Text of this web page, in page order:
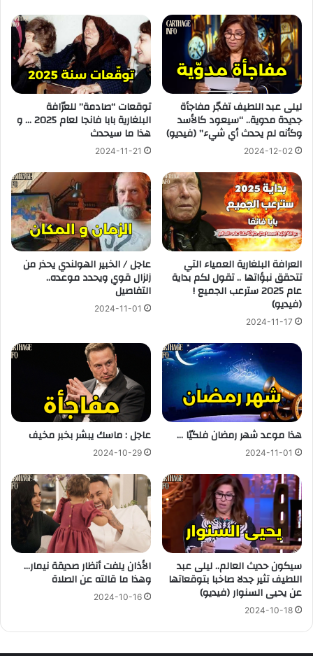
ليلى عبد اللطيف تفجّر مفاجأة
جديدة مدوية.. “سيعود كالأسد
وكأنه لم يحدث أي شيء” (فيديو)
2024-12-02
توقعات “صادمة” للعرّافة
البلغارية بابا فانجا لعام 2025 … و
هذا ما سيحدث
2024-11-21
العرافة البلغارية العمياء التي
تتحقق نبؤاتها .. تقول لكم بداية
عام 2025 سترعب الجميع !
(فيديو)
2024-11-17
عاجل / الخبير الهولندي يحذر من
زلزال قوي ويحدد موعده..
التفاصيل
2024-11-01
هذا موعد شهر رمضان فلكيّا …
2024-11-01
عاجل : ماسك يبشر بخبر مخيف
2024-10-29
سيكون حديث العالم.. ليلى عبد
اللطيف تثير جدلا صاخبا بتوقعاتها
عن يحيى السنوار (فيديو)
2024-10-18
الأذان يلفت أنظار صديقة نيمار…
وهذا ما قالته عن الصلاة
2024-10-16